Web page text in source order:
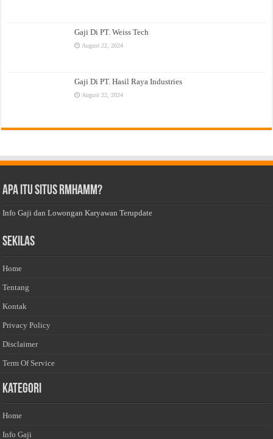
Gaji Di PT. Weiss Tech
August 22, 2024
Gaji Di PT. Hasil Raya Industries
August 22, 2024
Apa Itu Situs Rmhamm?
Info Gaji dan Lowongan Karyawan Terupdate
Sekilas
Home
Tentang
Kontak
Privacy Policy
Disclaimer
Term Of Service
Kategori
Home
Info Gaji